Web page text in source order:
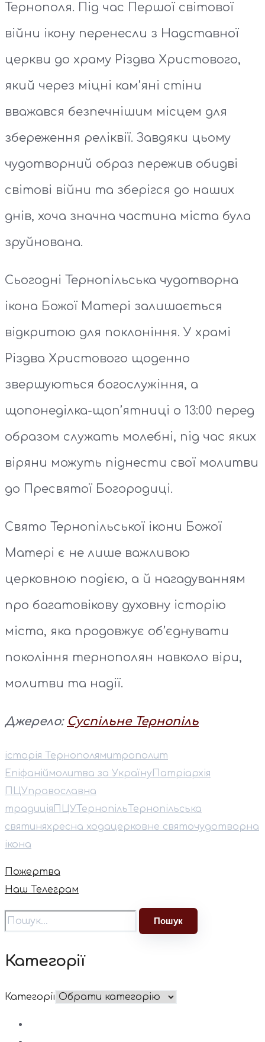
Тернополя. Під час Першої світової
війни ікону перенесли з Надставної
церкви до храму Різдва Христового,
який через міцні кам’яні стіни
вважався безпечнішим місцем для
збереження реліквії. Завдяки цьому
чудотворний образ пережив обидві
світові війни та зберігся до наших
днів, хоча значна частина міста була
зруйнована.
Сьогодні Тернопільська чудотворна
ікона Божої Матері залишається
відкритою для поклоніння. У храмі
Різдва Христового щоденно
звершуються богослужіння, а
щопонеділка-щоп’ятниці о 13:00 перед
образом служать молебні, під час яких
віряни можуть піднести свої молитви
до Пресвятої Богородиці.
Свято Тернопільської ікони Божої
Матері є не лише важливою
церковною подією, а й нагадуванням
про багатовікову духовну історію
міста, яка продовжує об’єднувати
покоління тернополян навколо віри,
молитви та надії.
Джерело: Суспільне Тернопіль
історія Тернополямитрополит
Епіфаніймолитва за Україну Патріархія
ПЦУправославна
традиція ПЦУ Тернопіль Тернопільська
святиняхресна ходацерковне святочудотворна
ікона
Пожертва
Наш Телеграм
Категорії
Категорії